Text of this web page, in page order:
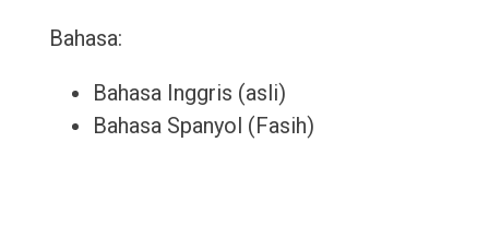
Bahasa:
Bahasa Inggris (asli)
Bahasa Spanyol (Fasih)